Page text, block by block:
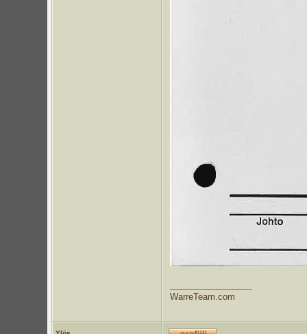
WarreTeam.com